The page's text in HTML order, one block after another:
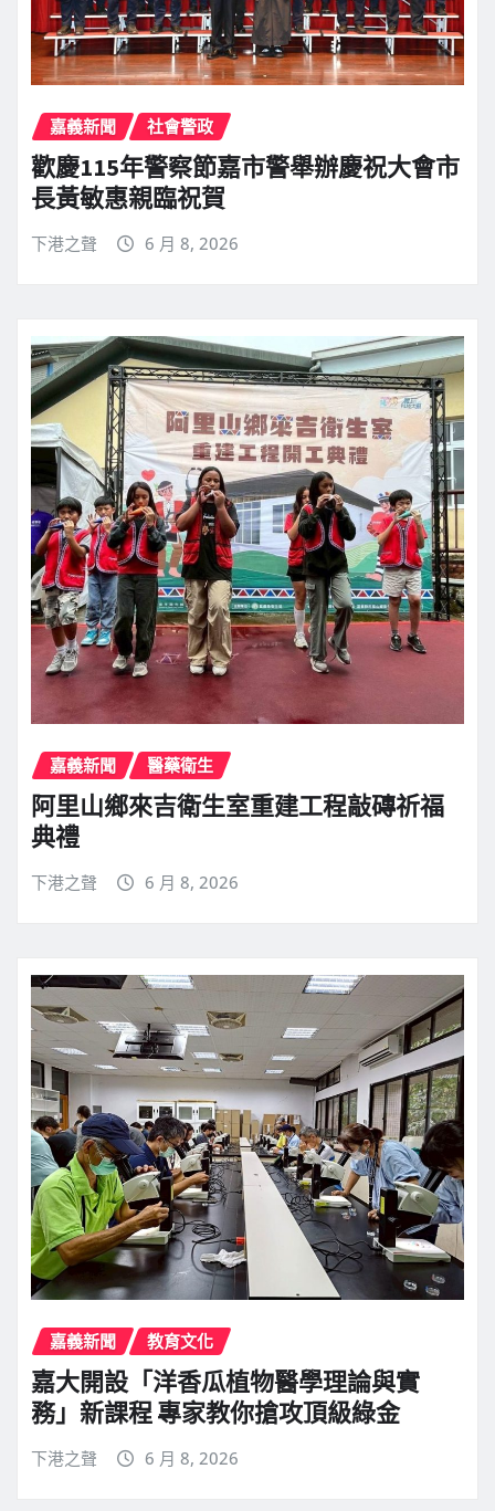
嘉義新聞 社會警政
歡慶115年警察節嘉市警舉辦慶祝大會市
長黃敏惠親臨祝賀
下港之聲 6 月 8, 2026
嘉義新聞 醫藥衛生
阿里山鄉來吉衛生室重建工程敲磚祈福
典禮
下港之聲 6 月 8, 2026
嘉義新聞 教育文化
嘉大開設「洋香瓜植物醫學理論與實
務」新課程 專家教你搶攻頂級綠金
下港之聲 6 月 8, 2026